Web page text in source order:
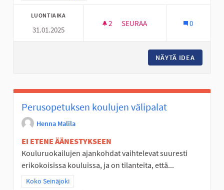
LUONTIAIKA
31.01.2025
2 2 SEURAAJAA
SEURAA 0
NÄYTÄ IDEA
Perusopetuksen koulujen välipalat
Henna Malila
EI ETENE ÄÄNESTYKSEEN
Kouluruokailujen ajankohdat vaihtelevat suuresti
erikokoisissa kouluissa, ja on tilanteita, että...
Rajaa tulokset teeman mukaan: Koko Seinäjoki
Koko Seinäjoki